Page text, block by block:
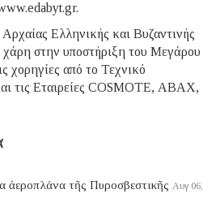
Ελληνικής και Βυζαντινής
χάρη στην υποστήριξη του Μεγάρου
χορηγίες από το Τεχνικό
τις Εταιρείες COSMOTE, ΑΒΑΧ,
ἀεροπλάνα τῆς Πυροσβεστικῆς Αυγ 06,